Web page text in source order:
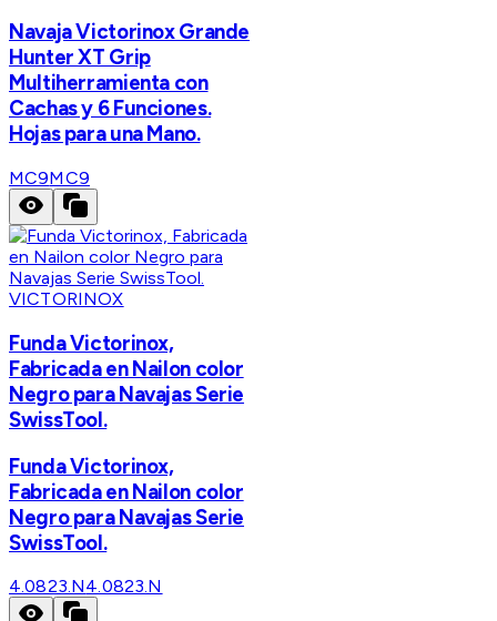
Navaja Victorinox Grande
Hunter XT Grip
Multiherramienta con
Cachas y 6 Funciones.
Hojas para una Mano.
MC9MC9
VICTORINOX
Funda Victorinox,
Fabricada en Nailon color
Negro para Navajas Serie
SwissTool.
Funda Victorinox,
Fabricada en Nailon color
Negro para Navajas Serie
SwissTool.
4.0823.N4.0823.N